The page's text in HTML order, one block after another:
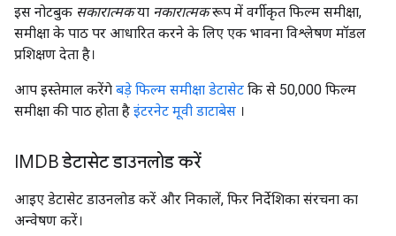
इस नोटबुक सकारात्मकया नकारात्मकरूप में वर्गीकृत फिल्म समीक्षा,
समीक्षा के पाठ पर आधारित करने के लिए एक भावना विश्लेषण मॉडल
प्रशिक्षण देता है।
आप इस्तेमाल करेंगे बड़े फिल्म समीक्षा डेटासेट कि से 50,000 फिल्म
समीक्षा की पाठ होता है इंटरनेट मूवी डाटाबेस ।
IMDB डेटासेट डाउनलोड करें
आइए डेटासेट डाउनलोड करें और निकालें, फिर निर्देशिका संरचना का
अन्वेषण करें।